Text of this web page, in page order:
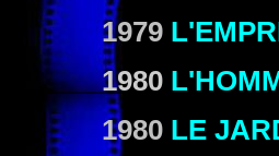
1979
1980
1980 LE